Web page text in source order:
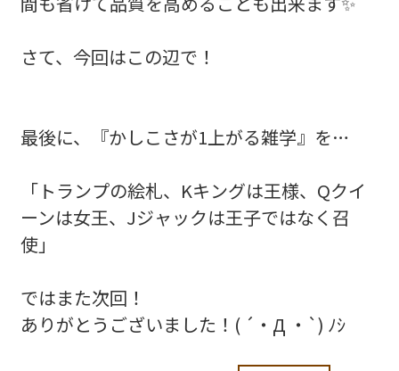
さて、今回はこの辺で！
最後に、『かしこさが1上がる雑学』を…
「トランプの絵札、Kキングは王様、Qクイ
ーンは女王、Jジャックは王子ではなく召
使」
ではまた次回！
ありがとうございました！( ´・Д ・`) ﾉｼ